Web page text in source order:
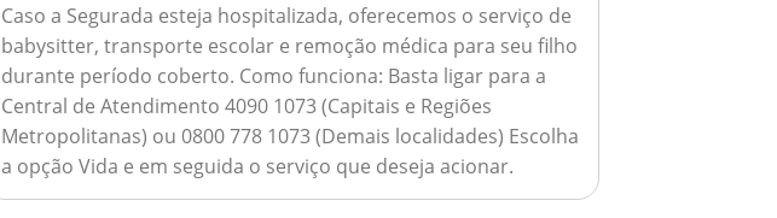
Caso a Segurada esteja hospitalizada, oferecemos o serviço de
babysitter, transporte escolar e remoção médica para seu filho
durante período coberto. Como funciona: Basta ligar para a
Central de Atendimento 4090 1073 (Capitais e Regiões
Metropolitanas) ou 0800 778 1073 (Demais localidades) Escolha
a opção Vida e em seguida o serviço que deseja acionar.